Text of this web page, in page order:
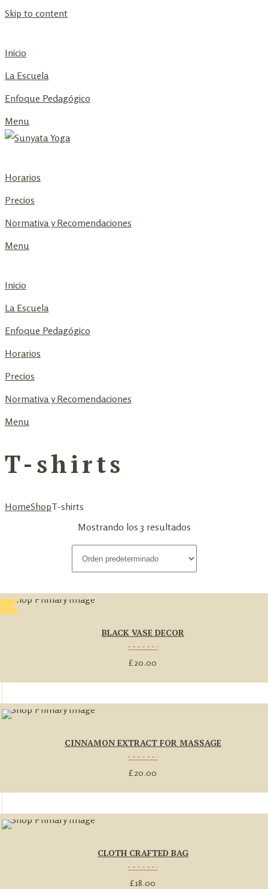
Skip to content
Inicio
La Escuela
Enfoque Pedagógico
Menu
Horarios
Precios
Normativa y Recomendaciones
Menu
Inicio
La Escuela
Enfoque Pedagógico
Horarios
Precios
Normativa y Recomendaciones
Menu
T-shirts
HomeShopT-shirts
Mostrando los 3 resultados
BLACK VASE DECOR
£20.00
CINNAMON EXTRACT FOR MASSAGE
£20.00
CLOTH CRAFTED BAG
£18.00